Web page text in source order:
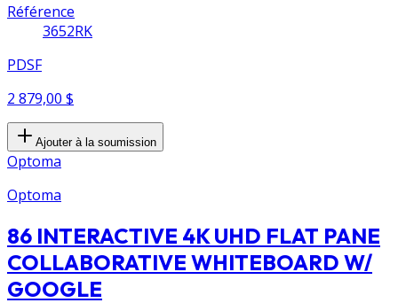
Référence
3652RK
PDSF
2 879,00 $
Ajouter à la soumission
Optoma
Optoma
86 INTERACTIVE 4K UHD FLAT PANE
COLLABORATIVE WHITEBOARD W/
GOOGLE